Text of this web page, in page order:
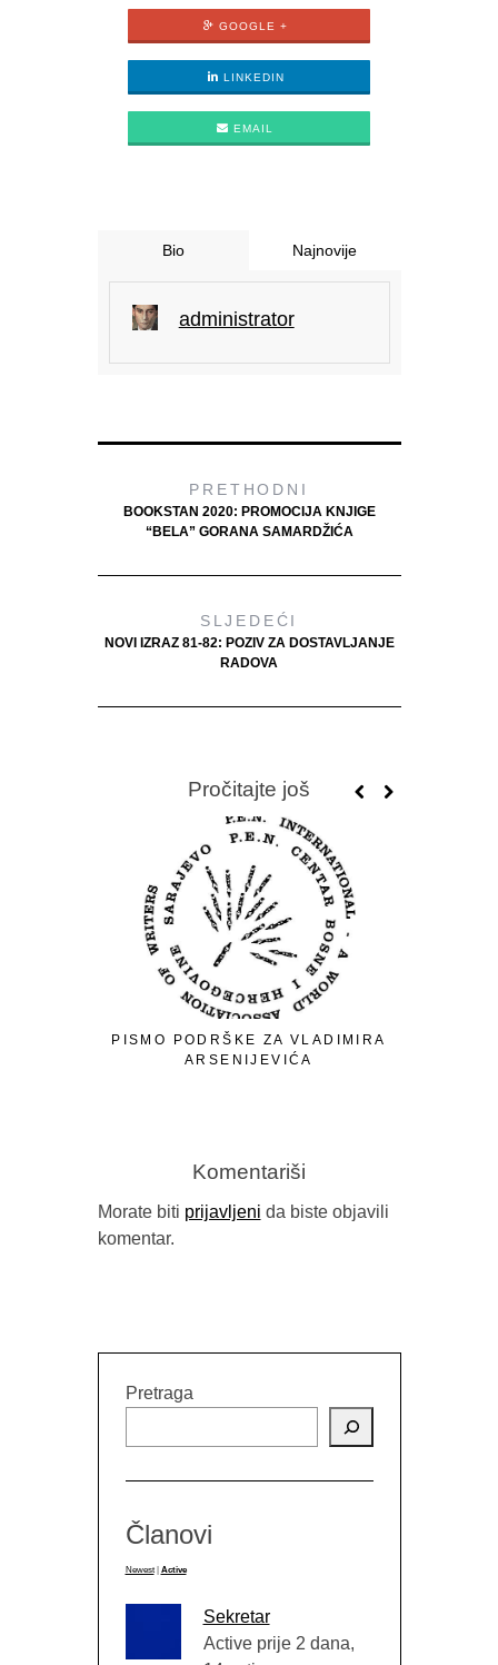
GOOGLE +
LINKEDIN
EMAIL
Bio Najnovije
administrator
PRETHODNI
BOOKSTAN 2020: PROMOCIJA KNJIGE
“BELA” GORANA SAMARDŽIĆA
SLJEDEĆI
NOVI IZRAZ 81-82: POZIV ZA DOSTAVLJANJE
RADOVA
Pročitajte još
PISMO PODRŠKE ZA VLADIMIRA
ARSENIJEVIĆA
Komentariši
Morate biti prijavljeni da biste objavili
komentar.
Pretraga
Članovi
Newest Active
Sekretar
Active prije 2 dana,